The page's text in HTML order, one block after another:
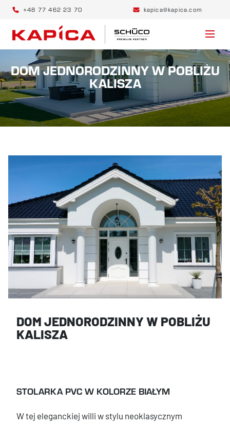
+48 77 462 23 70 kapica@kapica.com
DOM JEDNORODZINNY W POBLIŻU
KALISZA
DOM JEDNORODZINNY W POBLIŻU
KALISZA
STOLARKA PVC W KOLORZE BIAŁYM
W tej eleganckiej willi w stylu neoklasycznym